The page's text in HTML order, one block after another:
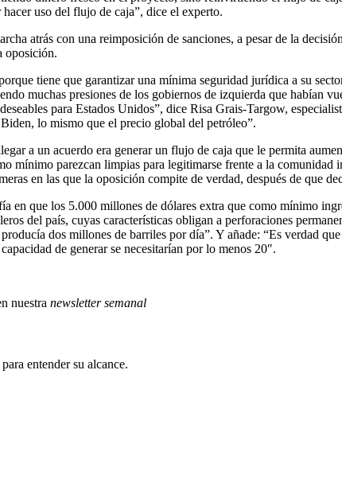
uso del flujo de caja”, dice el experto.
atrás con una reimposición de sanciones, a pesar de la
oposición.
tiene que garantizar una mínima seguridad jurídica a su
muchas presiones de los gobiernos de izquierda que habían
para Estados Unidos”, dice Risa Grais-Targow,
lo mismo que el precio global del petróleo”.
a un acuerdo era generar un flujo de caja que le permita
mínimo parezcan limpias para legitimarse frente a la
en las que la oposición compite de verdad, después de que
en que los 5.000 millones de dólares extra que como mínimo
del país, cuyas características obligan a perforaciones
dos millones de barriles por día”. Y añade: “Es verdad
de generar se necesitarían por lo menos 20″.
nuestra newsletter semanal
entender su alcance.